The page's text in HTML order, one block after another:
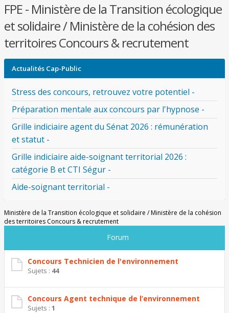
FPE - Ministère de la Transition écologique
et solidaire / Ministère de la cohésion des
territoires Concours & recrutement
Actualités Cap-Public
Stress des concours, retrouvez votre potentiel -
Préparation mentale aux concours par l'hypnose -
Grille indiciaire agent du Sénat 2026 : rémunération
et statut -
Grille indiciaire aide-soignant territorial 2026 :
catégorie B et CTI Ségur -
Aide-soignant territorial -
Ministère de la Transition écologique et solidaire / Ministère de la cohésion
des territoires Concours & recrutement
Forum
Concours Technicien de l'environnement
Sujets : 44
Concours Agent technique de l’environnement
Sujets : 1